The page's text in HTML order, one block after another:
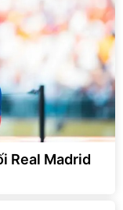
Real Madrid